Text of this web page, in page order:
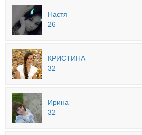
Настя
26
КРИСТИНА
32
Ирина
32